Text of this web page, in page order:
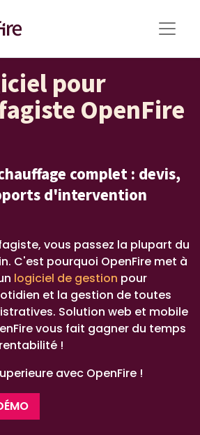
pour
OpenFire
complet : devis,
d'intervention
vous passez la plupart du
C'est pourquoi OpenFire met à
logiciel de gestion pour
et la gestion de toutes
Solution web et mobile
vous fait gagner du temps
!
avec OpenFire !